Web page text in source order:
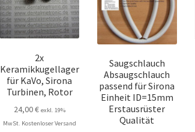
2x
Keramikkugellager
für KaVo, Sirona
Turbinen, Rotor
24,00€ exkl. 19%
MwSt. Kostenloser Versand
Saugschlauch
Absaugschlauch
passend für Sirona
Einheit ID=15mm
Erstausrüster
Qualität